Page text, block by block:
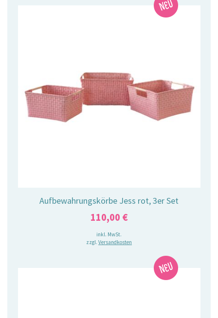
Aufbewahrungskörbe Jess rot, 3er Set
110,00 €
inkl. MwSt.
zzgl. Versandkosten